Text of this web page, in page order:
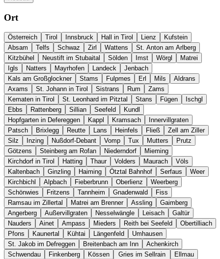
Ort
Österreich Tirol Innsbruck Hall in Tirol Lienz
Kufstein
Absam
Telfs Schwaz Zirl Wattens
St. Anton am Arlberg
Kitzbühel
Neustift im Stubaital Sölden Imst Wörgl
Matrei
Igls
Natters Mayrhofen Landeck
Jenbach
Kals am Großglockner
Stams Fulpmes Erl Mils
Aldrans
Axams
St. Johann in Tirol Sistrans Rum
Zams
Kematen in Tirol
St. Leonhard im Pitztal Stans Fügen
Ischgl
Ebbs
Rattenberg Sillian Seefeld
Kundl
Hopfgarten in Defereggen
Kappl Kramsach
Innervillgraten
Patsch
Brixlegg Reutte Lans Heinfels Fließ
Zell am Ziller
Silz
Inzing Nußdorf-Debant Vomp Tux Mutters
Prutz
Götzens
Steinberg am Rofan Niederndorf
Mieming
Kirchdorf in Tirol
Hatting Thaur Volders Maurach
Völs
Kaltenbach
Ginzling Haiming Ötztal Bahnhof Serfaus
Weer
Kirchbichl
Alpbach Fieberbrunn Oberlienz
Weerberg
Schönwies
Fritzens Tannheim Gnadenwald
Fiss
Ramsau im Zillertal
Matrei am Brenner Assling
Gaimberg
Angerberg
Außervillgraten Nesselwängle Leisach
Galtür
Nauders
Ainet Ampass Mieders Reith bei Seefeld
Obertilliach
Pfons
Kaunertal Kühtai Längenfeld
Umhausen
St. Jakob im Defreggen
Breitenbach am Inn
Achenkirch
Schwendau
Finkenberg Kössen Gries im Sellrain Ellmau